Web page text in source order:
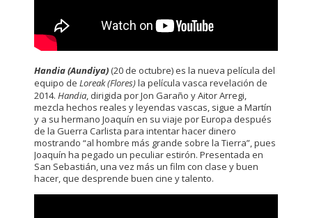
Handia (Aundiya) (20 de octubre) es la nueva película del
equipo de Loreak (Flores)la película vasca revelación de
2014. Handia, dirigida por Jon Garaño y Aitor Arregi,
mezcla hechos reales y leyendas vascas, sigue a Martín
y a su hermano Joaquín en su viaje por Europa después
de la Guerra Carlista para intentar hacer dinero
mostrando “al hombre más grande sobre la Tierra”, pues
Joaquín ha pegado un peculiar estirón. Presentada en
San Sebastián, una vez más un film con clase y buen
hacer, que desprende buen cine y talento.